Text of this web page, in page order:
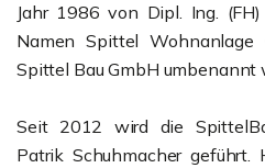
Jahr 1986 von Dipl. Ing.
Namen Spittel
Spittel Bau GmbH umbenannt
Seit 2012 wird die
Patrik Schuhmacher geführt.